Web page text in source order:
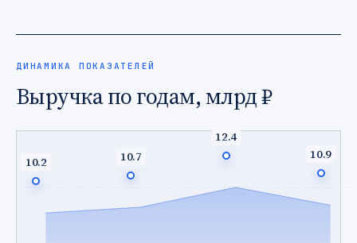
ДИНАМИКА ПОКАЗАТЕЛЕЙ
Выручка по годам, млрд ₽
10.2 10.7
12.4
10.9